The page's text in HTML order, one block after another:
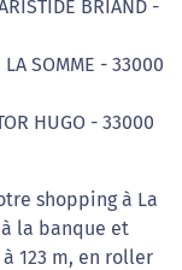
BRIAND -
SOMME - 33000
HUGO - 33000
shopping à La
la banque et
123 m, en roller